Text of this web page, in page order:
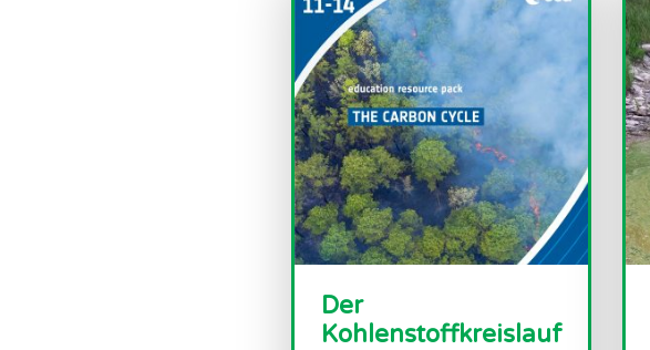
Der
Kohlenstoffkreislauf